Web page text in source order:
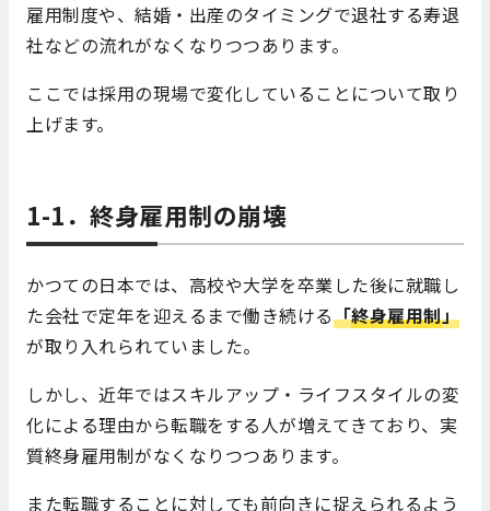
雇用制度や、結婚・出産のタイミングで退社する寿退
社などの流れがなくなりつつあります。
ここでは採用の現場で変化していることについて取り
上げます。
1-1．終身雇用制の崩壊
かつての日本では、高校や大学を卒業した後に就職し
た会社で定年を迎えるまで働き続ける「終身雇用制」
が取り入れられていました。
しかし、近年ではスキルアップ・ライフスタイルの変
化による理由から転職をする人が増えてきており、実
質終身雇用制がなくなりつつあります。
また転職することに対しても前向きに捉えられるよう